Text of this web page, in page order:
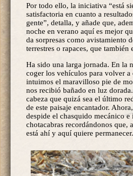
Por todo ello, la iniciativa “está
satisfactoria en cuanto a
gente”, detalla, y añade que,
noche en verano aquí es mejor
da sorpresas como avistamiento
terrestres o rapaces, que también
Ha sido una larga jornada. En la
coger los vehículos para volver a
intuimos el maravilloso pie de
nos recibió bañado en luz
cabeza que quizá sea el último
de este paisaje encantador.
despide el chasquido mecánico
chotacabras recordándonos que,
está ahí y aquí quiere permanecer.